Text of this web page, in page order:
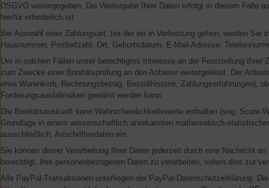
DSGVO weitergegeben. Die Weitergabe Ihrer Daten erfolgt in diesem
hierfür erforderlich ist.
Bei Auswahl einer Zahlungsart, bei der wir in Vorleistung gehen, werden
Hausnummer, Postleitzahl, Ort, Geburtsdatum, E-Mail-Adresse,
Um in solchen Fällen unser berechtigtes Interesse an der Feststellung
zum Zwecke einer Bonitätsprüfung an den Anbieter weitergeleitet. Der
etwa Warenkorb, Rechnungsbetrag, Bestellhistorie, Zahlungserfahrungen),
Forderungsausfallrisiken gewährt werden kann.
Die Bonitätsauskunft kann Wahrscheinlichkeitswerte enthalten (sog.
Grundlage in einem wissenschaftlich anerkannten mathematisch-
ausschließlich, Anschriftendaten ein.
Sie können dieser Verarbeitung Ihrer Daten jederzeit durch eine Nachricht
berechtigt, Ihre personenbezogenen Daten zu verarbeiten, sofern dies zur
Alle PayPal-Transaktionen unterliegen der PayPal-Datenschutzerklärung.